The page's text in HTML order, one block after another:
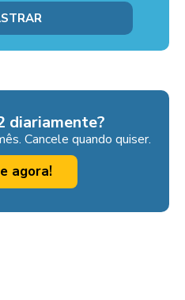
diariamente?
Cancele quando quiser.
agora!